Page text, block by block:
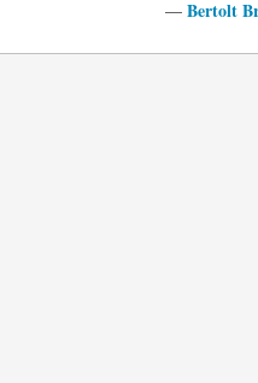
— Bertolt